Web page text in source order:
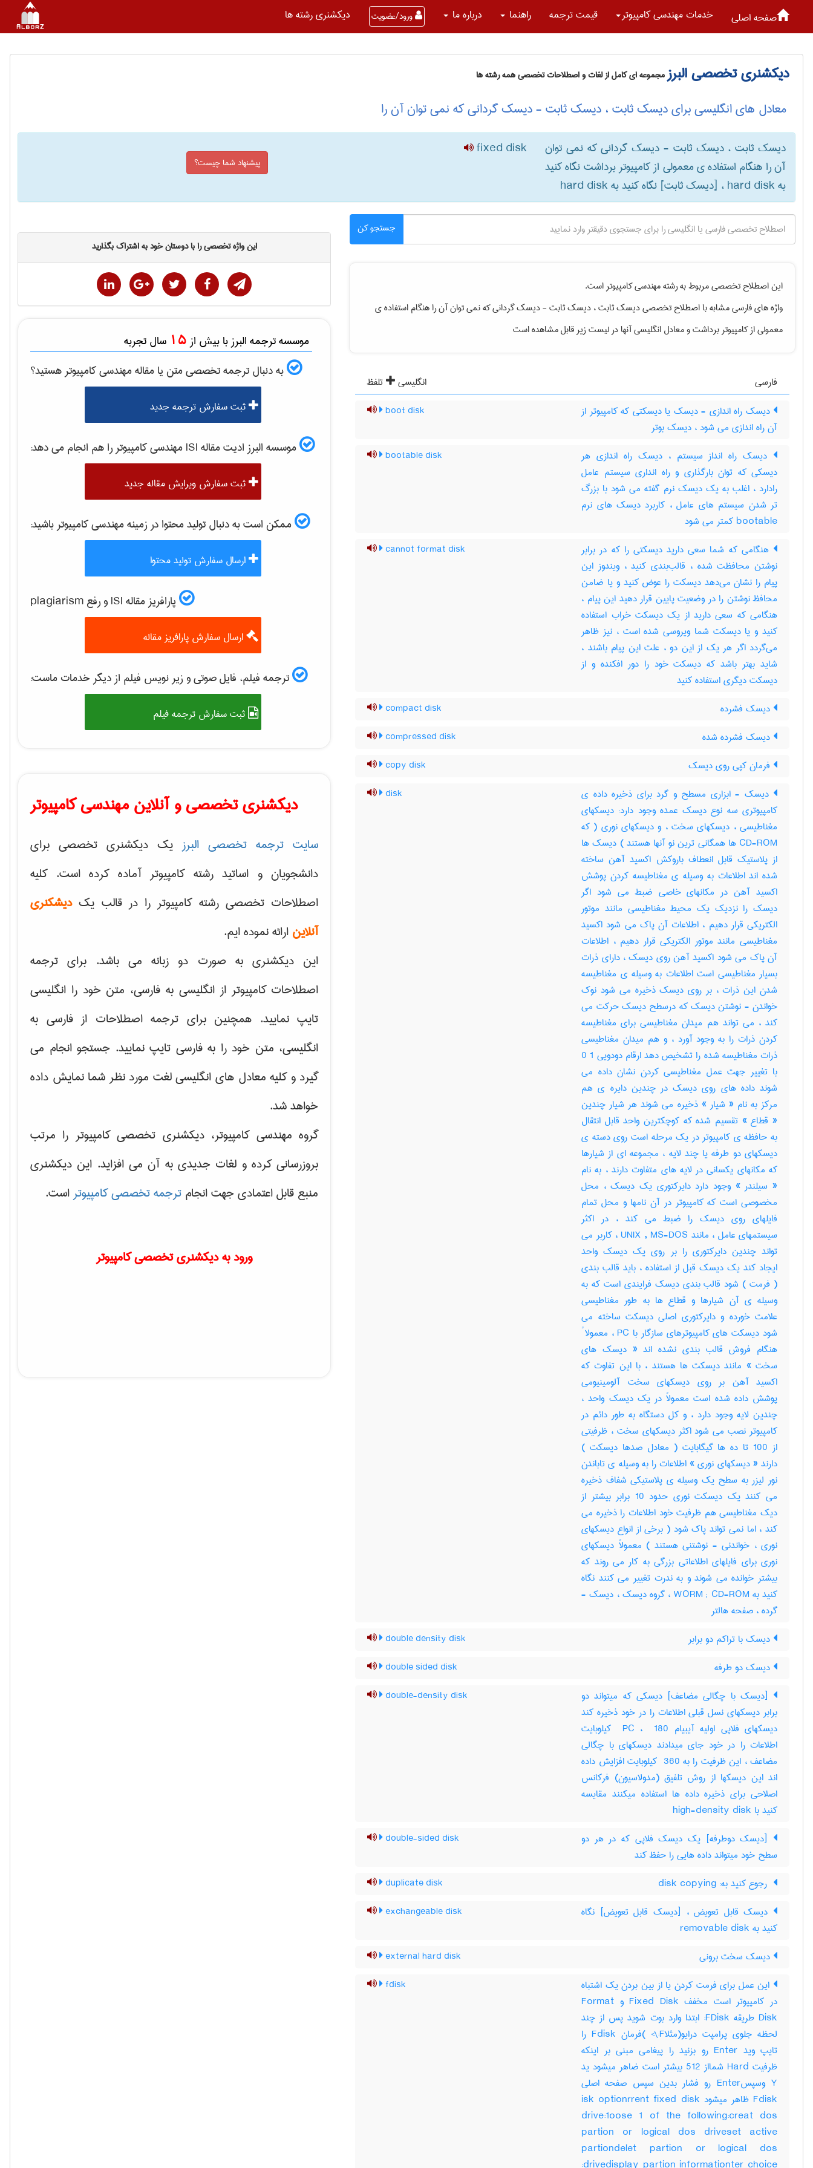
صفحه اصلی خدمات مهندسی كامپيوتر قیمت ترجمه راهنما درباره ما ورود/عضویت دیکشنری رشته ها
دیکشنری تخصصی البرزمجموعه ای کامل از لغات و اصطلاحات تخصصی همه رشته ها
معادل های انگلیسی برای دیسک ثابت ، دیسک ثابت - دیسک گردانی که نمی توان آن را
دیسک ثابت ، دیسک ثابت - دیسک گردانی که نمی توان
آن را هنگام استفاده ی معمولی از کامپیوتر برداشت نگاه کنید
به hard disk ، [دیسک ثابت] نگاه کنید به ‎ hard disk
fixed disk
پیشنهاد شما چیست؟
جستجو کن
این اصطلاح تخصصی مربوط به رشتهمهندسی كامپيوتراست.
واژه های فارسی مشابه با اصطلاح تخصصیدیسک ثابت ، دیسک ثابت - دیسک گردانی که نمی توان آن را هنگام استفاده ی
معمولی از کامپیوتر برداشتو معادل انگلیسی آنها در لیست زیر قابل مشاهده است
فارسی انگلیسی
تلفظ
دیسک راه اندازی - دیسک یا دیسکتی که کامپیوتر از
آن راه اندازی می شود ، دیسک بوتر
boot disk
دیسک راه انداز سیستم ، دیسک راه اندازی هر
دیسکی که توان بارگذاری و راه انداری سیستم عامل
رادارد ، اغلب به یک دیسک نرم گفته می شود با بزرگ
تر شدن سیستم های عامل ، کاربرد دیسک های نرم
bootable کمتر می شود
bootable disk
هنگامی که شما سعی دارید دیسکتی را که در برابر
نوشتن محافظت‌ شده ، قالب‌بندی کنید ، ویندوز این
پیام را نشان می‌دهد دیسکت‌ را عوض‌ کنید و یا ضامن
محافظ نوشتن را در وضعیت‌ پایین قرار دهید این پیام ،
هنگامی که سعی دارید از یک‌ دیسکت‌ خراب‌ استفاده
کنید و یا دیسکت‌ شما ویروسی شده است‌ ، نیز ظاهر
می‌گردد اگر هر یک‌ از این دو ، علت‌ این پیام باشند ،
شاید بهتر باشد که دیسکت ‌خود را دور افکنده و از
دیسکت‌ دیگری استفاده کنید
cannot format disk
دیسک فشرده compact disk
دیسک فشرده شده compressed disk
فرمان کپی روی دیسک copy disk
دیسک - ابزاری مسطح و گرد برای ذخیره داده ی
کامپیوتری سه نوع دیسک عمده وجود دارد: دیسکهای
مغناطیسی ، دیسکهای سخت ، و دیسکهای نوری ( که
CD-ROM ها همگانی ترین نو آنها هستند ) دیسک ها
از پلاستیک قابل انعطاف باروکش اکسید آهن ساخته
شده اند اطلاعات به وسیله ی مغناطیسه کردن پوشش
اکسید آهن در مکانهای خاصی ضبط می شود اگر
دیسک را نزدیک یک محیط مغناطیسی مانند موتور
الکتریکی قرار دهیم ، اطلاعات آن پاک می شود اکسید
مغناطیسی مانند موتور الکتریکی قرار دهیم ، اطلاعات
آن پاک می شود اکسید آهن روی دیسک ، دارای ذرات
بسیار مغناطیسی است اطلاعات به وسیله ی مغناطیسه
شدن این ذرات ، بر روی دیسک ذخیره می شود نوک
خواندن - نوشتن دیسک که درسطح دیسک حرکت می
کند ، می تواند هم میدان مغناطیسی برای مغناطیسه
کردن ذرات را به وجود آورد ، و هم میدان مغناطیسی
ذرات مغناطیسه شده را تشخیص دهد ارقام دودویی 1 0
با تغییر جهت عمل مغناطیسی کردن نشان داده می
شوند داده های روی دیسک در چندین دایره ی هم
مرکز به نام « شیار » ذخیره می شوند هر شیار چندین
« قطاع » تقسیم شده که کوچکترین واحد قابل انتقال
به حافظه ی کامپیوتر در یک مرحله است روی دسته ی
دیسکهای دو طرفه یا چند لایه ، مجموعه ای از شیارها
که مکانهای یکسانی در لایه های متفاوت دارند ، به نام
« سیلندر » وجود دارد دایرکتوری یک دیسک ، محل
مخصوصی است که کامپیوتر در آن نامها و محل تمام
فایلهای روی دیسک را ضبط می کند ، در اکثر
سیستمهای عامل ، مانند UNIX , MS-DOS ، کاربر می
تواند چندین دایرکتوری را بر روی یک دیسک واحد
ایجاد کند یک دیسک قبل از استفاده ، باید قالب بندی
( فرمت ) شود قالب بندی دیسک فرایندی است که به
وسیله ی آن شیارها و قطاع ها به طور مغناطیسی
علامت خورده و دایرکتوری اصلی دیسکت ساخته می
شود دیسکت های کامپیوترهای سازگار با PC ، معمولا ً
هنگام فروش قالب بندی نشده اند « دیسک های
سخت » مانند دیسکت ها هستند ، با این تفاوت که
اکسید آهن بر روی دیسکهای سخت آلومینیومی
پوشش داده شده است معمولاً در یک دیسک واحد ،
چندین لایه وجود دارد ، و کل دستگاه به طور دائم در
کامپیوتر نصب می شود اکثر دیسکهای سخت ، ظرفیتی
از 100 تا ده ها گیگابایت ( معادل صدها دیسکت )
دارند « دیسکهای نوری » اطلاعات را به وسیله ی تاباندن
نور لیزر به سطح یک وسیله ی پلاستیکی شفاف ذخیره
می کنند یک دیسکت نوری حدود 10 برابر بیشتر از
دیک مغناطیسی هم ظرفیت خود اطلاعات را ذخیره می
کند ، اما نمی تواند پاک شود ( برخی از انواع دیسکهای
نوری ، خواندنی - نوشتنی هستند ) معمولاً دیسکهای
نوری برای فایلهای اطلاعاتی بزرگی به کار می روند که
بیشتر خوانده می شوند و به ندرت تغییر می کنند نگاه
کنید به WORM ; CD-ROM ، گروه دیسک ، دیسک -
گرده ، صفحه هالتر
disk
دیسک با تراکم دو برابر double density disk
دیسک دو طرفه double sided disk
[دیسک با چگالی مضاعف] دیسکی که میتواند دو
برابر دیسکهای نسل قبلی اطلاعات را در خود ذخیره کند
دیسکهای فلاپی اولیه آیبیام ‎ PC ، ‎ 180 کیلوبایت
اطلاعات را در خود جای میدادند دیسکهای با چگالی
مضاعف ، این ظرفیت را به ‎ 360 کیلوبایت افزایش داده
اند این دیسکها از روش تلفیق (مدولاسیون) فرکانس
اصلاحی برای ذخیره داده ها استفاده میکنند مقایسه
کنید با ‎ high-density disk
double-density disk
[دیسک دوطرفه] یک دیسک فلاپی که در هر دو
سطح خود میتواند داده هایی را حفظ کند
double-sided disk
duplicate disk
دیسک قابل تعویض ، [دیسک قابل تعویض] نگاه
کنید به ‎ removable disk
exchangeable disk
دیسک سخت برونی external hard disk
این عمل برای فرمت کردن یا از بین بردن یک اشتباه
در کامپیوتر است مخفف Fixed Disk و Format
Disk طریقه FDisk: ابتدا وارد بوت شوید پس از چند
لحظه جلوی پرامپت درایو(مثلاF:\> )فرمان Fdisk را
تایپ وید Enter رو بزنید را پیغامی مبنی بر اینکه
ظرفیت Hard شمااز 512 بیشتر است ضاهر میشود ید
Y وسپسEnter رو فشار بدین سپس صفحه اصلی
Fdisk ظاهر میشود isk optionrrent fixed disk
drive:1oose 1 of the following:creat dos
partion or logical dos driveset active
partiondelet partion or logical dos
fdisk
این واژه تخصصی را با دوستان خود به اشتراک بگذارید
موسسه ترجمه البرز با بیش از 15 سال تجربه
به دنبال ترجمه تخصصی متن یا مقالهمهندسی كامپيوترهستید؟
ثبت سفارش ترجمه جدید
موسسه البرز ادیت مقاله ISI مهندسی كامپيوتررا هم انجام می دهد:
ثبت سفارش ویرایش مقاله جدید
ممکن است به دنبال تولید محتوا در زمینهمهندسی كامپيوترباشید:
ارسال سفارش تولید محتوا
پارافریز مقاله ISI و رفع plagiarism
ارسال سفارش پارافریز مقاله
ترجمه فیلم، فایل صوتی و زیر نویس فیلم از دیگر خدمات ماست:
ثبت سفارش ترجمه فیلم
دیکشنری تخصصی و آنلاین مهندسی کامپیوتر
سایت ترجمه تخصصی البرزیک دیکشنری تخصصی برای
دانشجویان و اساتید رشته کامپیوتر آماده کرده است. کلیه
اصطلاحات تخصصی رشته کامپیوتر را در قالب یکدیشکنری
آنلاین ارائه نموده ایم.
این دیکشنری به صورت دو زبانه می باشد. برای ترجمه
اصطلاحات کامپیوتر از انگلیسی به فارسی، متن خود را انگلیسی
تایپ نمایید. همچنین برای ترجمه اصطلاحات از فارسی به
انگلیسی، متن خود را به فارسی تایپ نمایید. جستجو انجام می
گیرد و کلیه معادل های انگلیسی لغت مورد نظر شما نمایش داده
خواهد شد.
گروه مهندسی کامپیوتر، دیکشنری تخصصی کامپیوتر را مرتب
بروزرسانی کرده و لغات جدیدی به آن می افزاید. این دیکشنری
منبع قابل اعتمادی جهت انجام ترجمه تخصصی کامپیوتراست.
ورود به دیکشنری تخصصی کامپیوتر